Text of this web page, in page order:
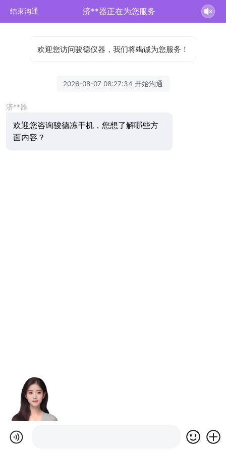
结束沟通 济**器正在为您服务
欢迎您访问骏德仪器，我们将竭诚为您服务！
2026-08-07 08:27:34 开始沟通
济**器
欢迎您咨询骏德冻干机，您想了解哪些方
面内容？